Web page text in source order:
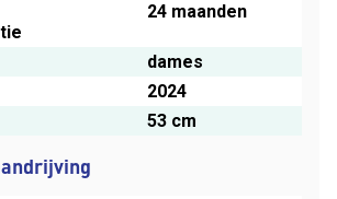
24 maanden
dames
2024
53 cm